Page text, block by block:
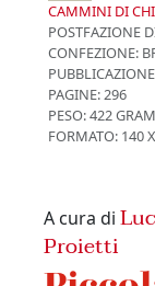
CAMMINI DI
POSTFAZIONE
CONFEZIONE:
PAGINE: 296
PESO: 422
FORMATO: 140
A cura di
Proietti